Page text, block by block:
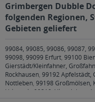
Grimbergen Dubble
folgenden Regionen,
Gebieten geliefert
99084, 99085, 99086, 99087,
99098, 99099 Erfurt, 99100
Gierstädt/Kleinfahner,
Rockhausen, 99192 Apfelstädt,
Nottleben, 99198 Großmölsen,
Udestedt
99310 Alkersleben,